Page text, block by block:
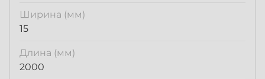
Ширина (мм)
15
Длина (мм)
2000